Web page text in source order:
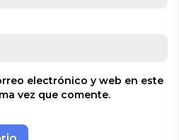
electrónico y web en este
vez que comente.